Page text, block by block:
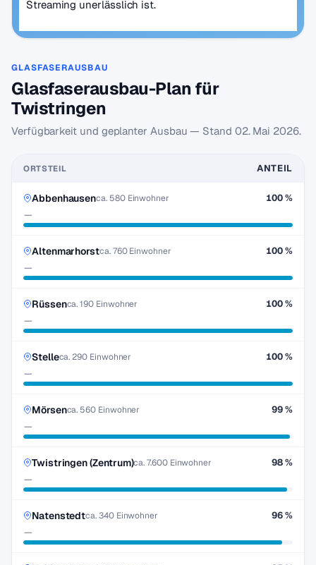
Streaming unerlässlich ist.
GLASFASERAUSBAU
Glasfaserausbau-Plan für
Twistringen
Verfügbarkeit und geplanter Ausbau — Stand 02. Mai 2026.
ORTSTEIL ANTEIL
Abbenhausenca. 580 Einwohner
—
100 %
Altenmarhorstca. 760 Einwohner
—
100 %
Rüssenca. 190 Einwohner
—
100 %
Stelleca. 290 Einwohner
—
100 %
Mörsenca. 560 Einwohner
—
99 %
Twistringen (Zentrum)ca. 7.600 Einwohner
—
98 %
Natenstedtca. 340 Einwohner
—
96 %